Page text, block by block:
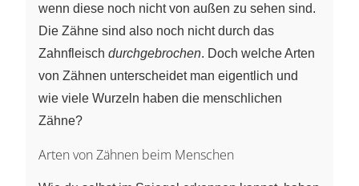
wenn diese noch nicht von außen zu sehen sind.
Die Zähne sind also noch nicht durch das
Zahnfleisch durchgebrochen. Doch welche Arten
von Zähnen unterscheidet man eigentlich und
wie viele Wurzeln haben die menschlichen
Zähne?
Arten von Zähnen beim Menschen